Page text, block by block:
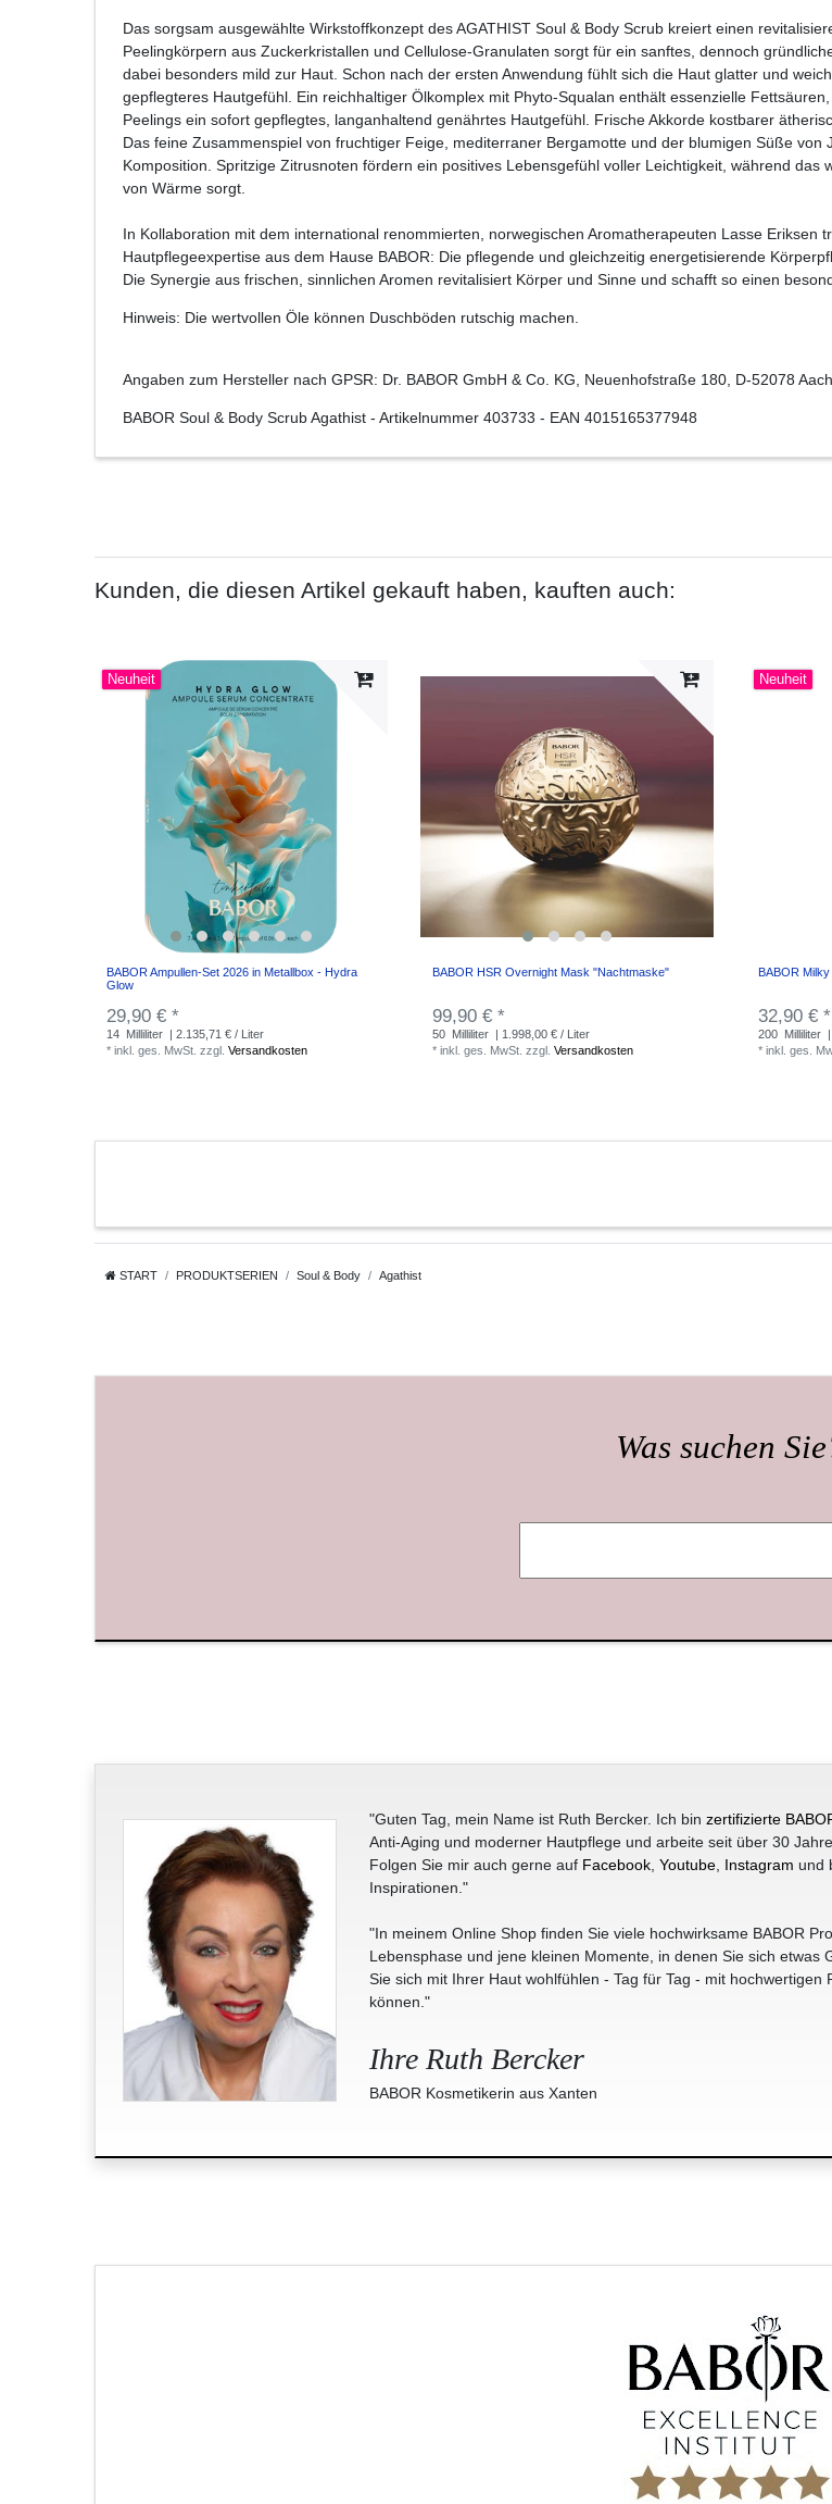
Das sorgsam ausgewählte Wirkstoffkonzept des AGATHIST Soul & Body Scrub kreiert einen
Peelingkörpern aus Zuckerkristallen und Cellulose-Granulaten sorgt für ein sanftes, dennoch
dabei besonders mild zur Haut. Schon nach der ersten Anwendung fühlt sich die Haut glatter und
gepflegteres Hautgefühl. Ein reichhaltiger Ölkomplex mit Phyto-Squalan enthält essenzielle
Peelings ein sofort gepflegtes, langanhaltend genährtes Hautgefühl. Frische Akkorde kostbarer
Das feine Zusammenspiel von fruchtiger Feige, mediterraner Bergamotte und der blumigen Süße
Komposition. Spritzige Zitrusnoten fördern ein positives Lebensgefühl voller Leichtigkeit, während
von Wärme sorgt.
In Kollaboration mit dem international renommierten, norwegischen Aromatherapeuten Lasse
Hautpflegeexpertise aus dem Hause BABOR: Die pflegende und gleichzeitig energetisierende
Die Synergie aus frischen, sinnlichen Aromen revitalisiert Körper und Sinne und schafft so einen
Hinweis: Die wertvollen Öle können Duschböden rutschig machen.
Angaben zum Hersteller nach GPSR: Dr. BABOR GmbH & Co. KG, Neuenhofstraße 180, D-52078
BABOR Soul & Body Scrub Agathist - Artikelnummer 403733 - EAN 4015165377948
Kunden, die diesen Artikel gekauft haben, kauften auch:
Neuheit
BABOR Ampullen-Set 2026 in Metallbox - Hydra
Glow
29,90 € *
14 Milliliter | 2.135,71 € / Liter
*inkl. ges. MwSt. zzgl.Versandkosten
BABOR HSR Overnight Mask "Nachtmaske"
99,90 € *
50 Milliliter | 1.998,00 € / Liter
*inkl. ges. MwSt. zzgl.Versandkosten
Neuheit
BABOR
32,90 € *
200 Milliliter
*inkl. ges.
START PRODUKTSERIEN Soul & Body Agathist
Was suchen
"Guten Tag, mein Name ist Ruth Bercker. Ich bin zertifizierte
Anti-Aging und moderner Hautpflege und arbeite seit über 30
Folgen Sie mir auch gerne auf Facebook, Youtube, Instagram und
Inspirationen."
"In meinem Online Shop finden Sie viele hochwirksame BABOR
Lebensphase und jene kleinen Momente, in denen Sie sich etwas
Sie sich mit Ihrer Haut wohlfühlen - Tag für Tag - mit
können."
Ihre Ruth Bercker
BABOR Kosmetikerin aus Xanten